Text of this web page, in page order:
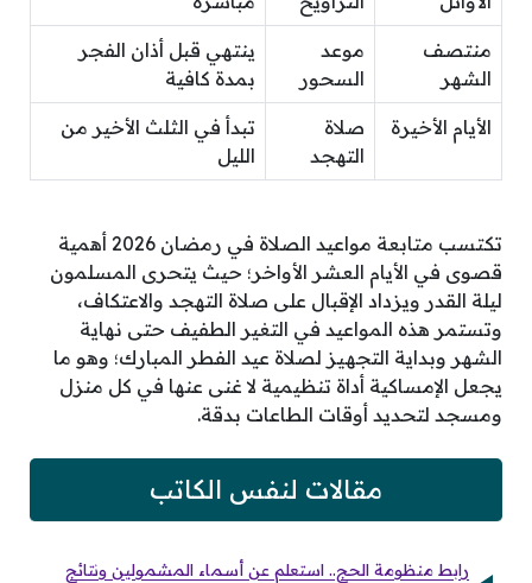
منتصف
الشهر
موعد
السحور
ينتهي قبل أذان الفجر
بمدة كافية
الأيام الأخيرة
صلاة
التهجد
تبدأ في الثلث الأخير من
الليل
تكتسب متابعة مواعيد الصلاة في رمضان 2026 أهمية
قصوى في الأيام العشر الأواخر؛ حيث يتحرى المسلمون
ليلة القدر ويزداد الإقبال على صلاة التهجد والاعتكاف،
وتستمر هذه المواعيد في التغير الطفيف حتى نهاية
الشهر وبداية التجهيز لصلاة عيد الفطر المبارك؛ وهو ما
يجعل الإمساكية أداة تنظيمية لا غنى عنها في كل منزل
ومسجد لتحديد أوقات الطاعات بدقة.
مقالات لنفس الكاتب
رابط منظومة الحج.. استعلم عن أسماء المشمولين ونتائج